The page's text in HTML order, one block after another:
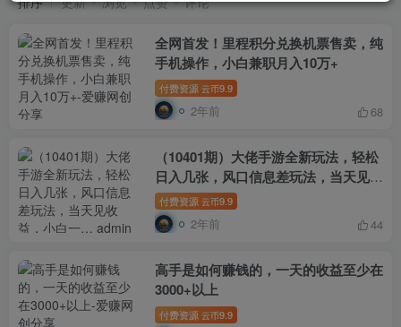
全网首发！里程积分兑换机票售卖，纯
手机操作，小白兼职月入10万+
付费资源 云币9.9
2年前 68
（10401期）大佬手游全新玩法，轻松
日入几张，风口信息差玩法，当天见收
益，小白一… admin的头像-飓风网创
资源站 admin
付费资源 云币9.9
2年前 44
高手是如何赚钱的，一天的收益至少在
3000+以上
付费资源 云币9.9